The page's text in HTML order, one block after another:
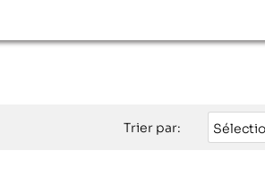
Trier par: